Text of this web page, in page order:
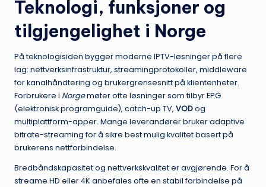
Teknologi, funksjoner og
tilgjengelighet i Norge
På teknologisiden bygger moderne IPTV-løsninger på flere
lag: nettverksinfrastruktur, streamingprotokoller, middleware
for kanalhåndtering og brukergrensesnitt på klientenheter.
Forbrukere i Norgemøter ofte løsninger som tilbyr EPG
(elektronisk programguide), catch-up TV, VODog
multiplattform-apper. Mange leverandører bruker adaptive
bitrate-streaming for å sikre best mulig kvalitet basert på
brukerens nettforbindelse.
Bredbåndskapasitet og nettverkskvalitet er avgjørende. For å
streame HD eller 4K anbefales ofte en stabil forbindelse på